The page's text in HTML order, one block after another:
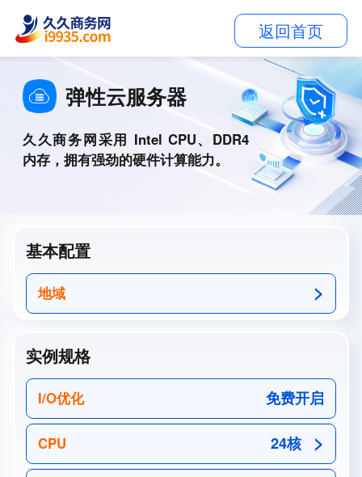
返回首页
弹性云服务器
久久商务网采用 Intel CPU、DDR4
内存，拥有强劲的硬件计算能力。
基本配置
地域
实例规格
I/O优化 免费开启
CPU 24核